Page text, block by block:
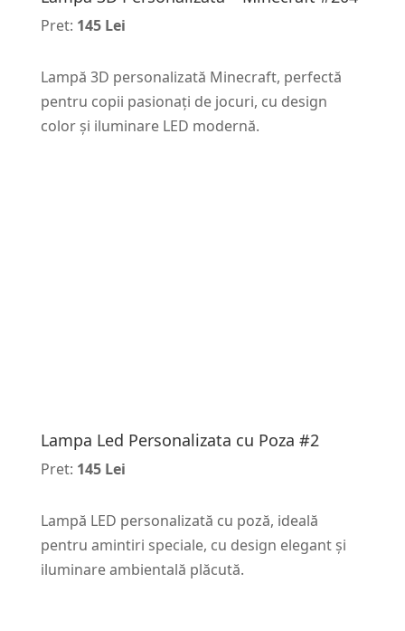
Pret: 145 Lei
Lampă 3D personalizată Minecraft, perfectă
pentru copii pasionați de jocuri, cu design
color și iluminare LED modernă.
Lampa Led Personalizata cu Poza #2
Pret: 145 Lei
Lampă LED personalizată cu poză, ideală
pentru amintiri speciale, cu design elegant și
iluminare ambientală plăcută.